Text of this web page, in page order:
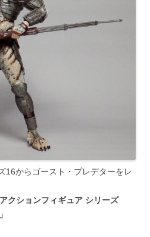
16からゴースト・プレデターをレ
クションフィギュア シリーズ